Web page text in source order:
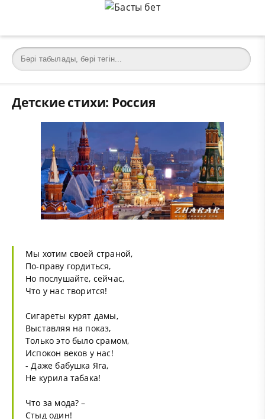
Детские стихи: Россия
Мы хотим своей страной,
По-праву гордиться,
Но послушайте, сейчас,
Что у нас творится!
Сигареты курят дамы,
Выставляя на показ,
Только это было срамом,
Испокон веков у нас!
- Даже бабушка Яга,
Не курила табака!
Что за мода? –
Стыд один!